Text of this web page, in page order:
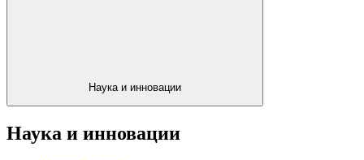
Наука и инновации
Наука и инновации